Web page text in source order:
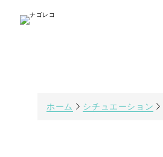
ホーム シチュエーション